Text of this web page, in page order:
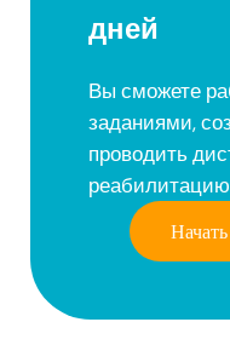
дней
Вы сможете
заданиями,
проводить
реабилитацию